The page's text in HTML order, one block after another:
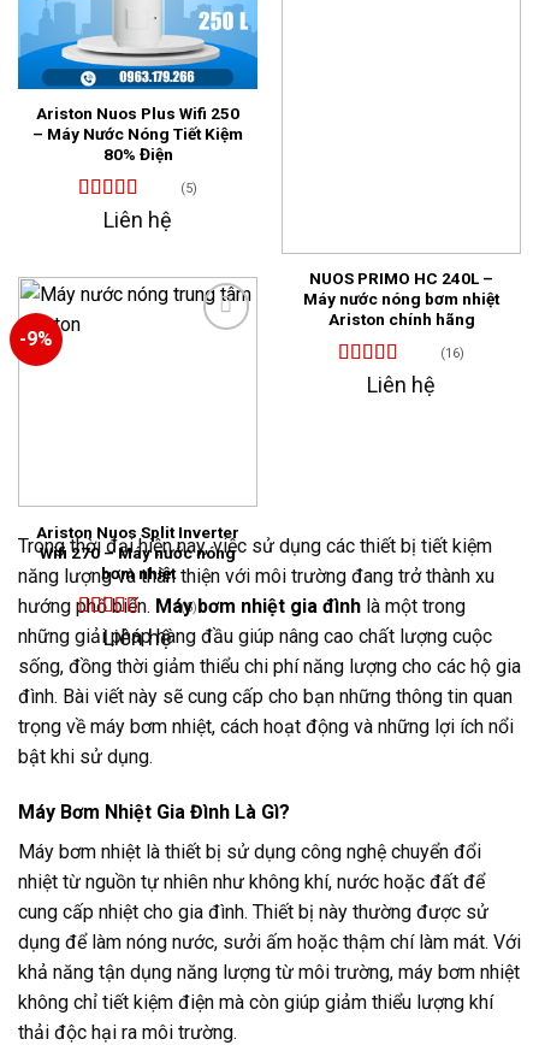
Ariston Nuos Plus Wifi 250
– Máy Nước Nóng Tiết Kiệm
80% Điện
Được xếp
5
(5)
Liên hệ
NUOS PRIMO HC 240L –
Máy nước nóng bơm nhiệt
Ariston chính hãng
Được xếp
5
(16)
Liên hệ
-9%
Ariston Nuos Split Inverter
Wifi 270 – Máy nước nóng
bơm nhiệt
Được xếp
hạng 4.83
5
sao
(6)
Liên hệ
Trong thời đại hiện nay, việc sử dụng các thiết bị tiết kiệm
năng lượng và thân thiện với môi trường đang trở thành xu
hướng phổ biến. Máy bơm nhiệt gia đình là một trong
những giải pháp hàng đầu giúp nâng cao chất lượng cuộc
sống, đồng thời giảm thiểu chi phí năng lượng cho các hộ gia
đình. Bài viết này sẽ cung cấp cho bạn những thông tin quan
trọng về máy bơm nhiệt, cách hoạt động và những lợi ích nổi
bật khi sử dụng.
Máy Bơm Nhiệt Gia Đình Là Gì?
Máy bơm nhiệt là thiết bị sử dụng công nghệ chuyển đổi
nhiệt từ nguồn tự nhiên như không khí, nước hoặc đất để
cung cấp nhiệt cho gia đình. Thiết bị này thường được sử
dụng để làm nóng nước, sưởi ấm hoặc thậm chí làm mát. Với
khả năng tận dụng năng lượng từ môi trường, máy bơm nhiệt
không chỉ tiết kiệm điện mà còn giúp giảm thiểu lượng khí
thải độc hại ra môi trường.